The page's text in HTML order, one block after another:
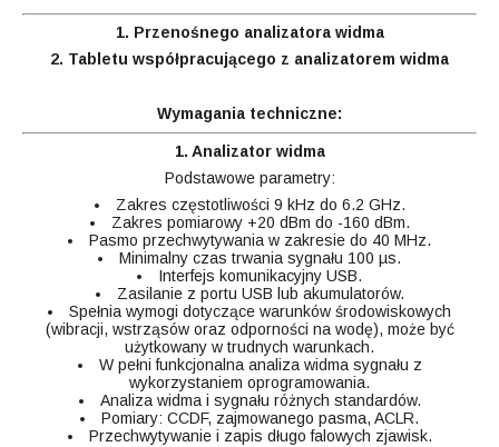
1. Przenośnego analizatora widma
2. Tabletu współpracującego z analizatorem widma
Wymagania techniczne:
1. Analizator widma
Podstawowe parametry:
Zakres częstotliwości 9 kHz do 6.2 GHz.
Zakres pomiarowy +20 dBm do -160 dBm.
Pasmo przechwytywania w zakresie do 40 MHz.
Minimalny czas trwania sygnału 100 µs.
Interfejs komunikacyjny USB.
Zasilanie z portu USB lub akumulatorów.
Spełnia wymogi dotyczące warunków środowiskowych
(wibracji, wstrząsów oraz odporności na wodę), może być
użytkowany w trudnych warunkach.
W pełni funkcjonalna analiza widma sygnału z
wykorzystaniem oprogramowania.
Analiza widma i sygnału różnych standardów.
Pomiary: CCDF, zajmowanego pasma, ACLR.
Przechwytywanie i zapis długo falowych zjawisk.